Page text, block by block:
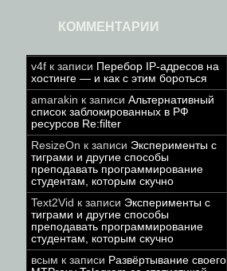
КОММЕНТАРИИ
v4f к записи Перебор IP-адресов на
хостинге — и как с этим бороться
amarakin к записи Альтернативный
список заблокированных в РФ
ресурсов Re:filter
ResizeOn к записи Эксперименты с
тиграми и другие способы
преподавать программирование
студентам, которым скучно
Text2Vid к записи Эксперименты с
тиграми и другие способы
преподавать программирование
студентам, которым скучно
всым к записи Развёртывание своего